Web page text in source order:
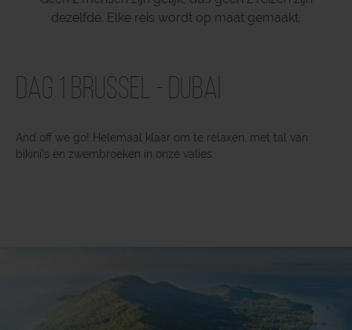
dezelfde. Elke reis wordt op maat gemaakt.
Dag 1 Brussel - Dubai
And off we go! Helemaal klaar om te relaxen, met tal van
bikini’s en zwembroeken in onze valies.